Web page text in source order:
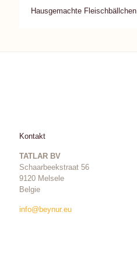
Hausgemachte Fleischbällchen
Kontakt
TATLAR BV
Schaarbeekstraat 56
9120 Melsele
Belgie
info@beynur.eu